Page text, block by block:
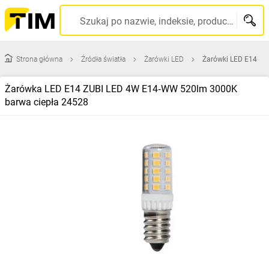
Szukaj po nazwie, indeksie, producencie, kodzie kreskowym...
Strona główna Źródła światła Żarówki LED Żarówki LED E14
Żarówka LED E14 ZUBI LED 4W E14‑WW 520lm 3000K
barwa ciepła 24528